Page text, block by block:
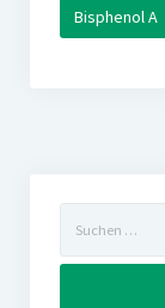
Bisphenol A
nach: